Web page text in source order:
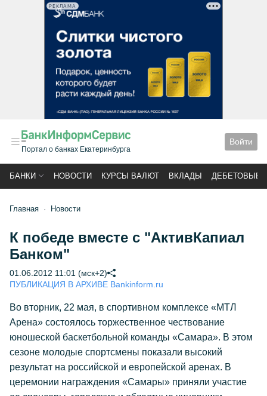
РЕКЛАМА
Портал о банках Екатеринбурга
Войти
БАНКИ НОВОСТИ КУРСЫ ВАЛЮТ ВКЛАДЫ ДЕБЕТОВЫЕ
Главная Новости
К победе вместе с "АктивКапиал
Банком"
01.06.2012 11:01 (мск+2)
ПУБЛИКАЦИЯ В АРХИВЕ Bankinform.ru
Во вторник, 22 мая, в спортивном комплексе «МТЛ
Арена» состоялось торжественное чествование
юношеской баскетбольной команды «Самара». В этом
сезоне молодые спортсмены показали высокий
результат на российской и европейской аренах. В
церемонии награждения «Самары» приняли участие